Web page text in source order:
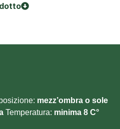
mezz’ombra o sole
Temperatura: minima 8 C°